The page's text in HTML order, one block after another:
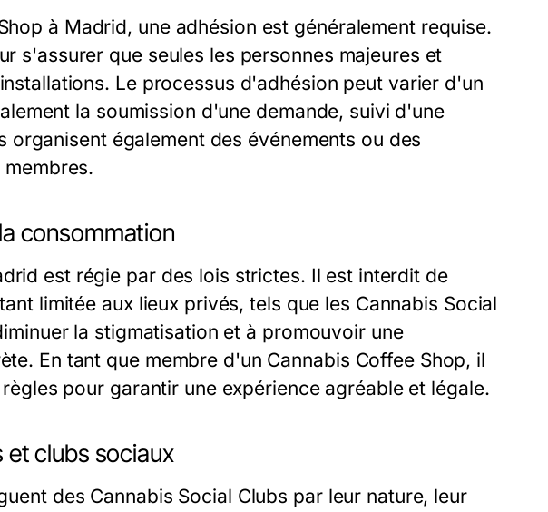
à Madrid, une adhésion est généralement requise.
s'assurer que seules les personnes majeures et
Le processus d'adhésion peut varier d'un
la soumission d'une demande, suivi d'une
également des événements ou des
consommation
est régie par des lois strictes. Il est interdit de
limitée aux lieux privés, tels que les Cannabis Social
la stigmatisation et à promouvoir une
En tant que membre d'un Cannabis Coffee Shop, il
pour garantir une expérience agréable et légale.
et clubs sociaux
des Cannabis Social Clubs par leur nature, leur